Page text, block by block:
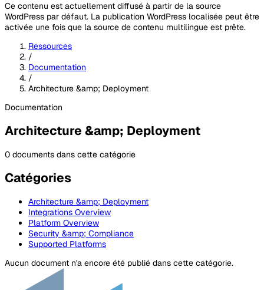
Ce contenu est actuellement diffusé à partir de la source
WordPress par défaut. La publication WordPress localisée peut être
activée une fois que la source de contenu multilingue est prête.
Ressources
/
Documentation
/
Architecture &amp; Deployment
Documentation
Architecture &amp; Deployment
0 documents dans cette catégorie
Catégories
Architecture &amp; Deployment
Integrations Overview
Platform Overview
Security &amp; Compliance
Supported Platforms
Aucun document n'a encore été publié dans cette catégorie.